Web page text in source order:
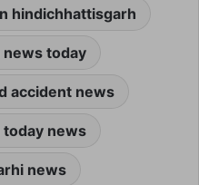
hindichhattisgarh
today
accident news
news
news